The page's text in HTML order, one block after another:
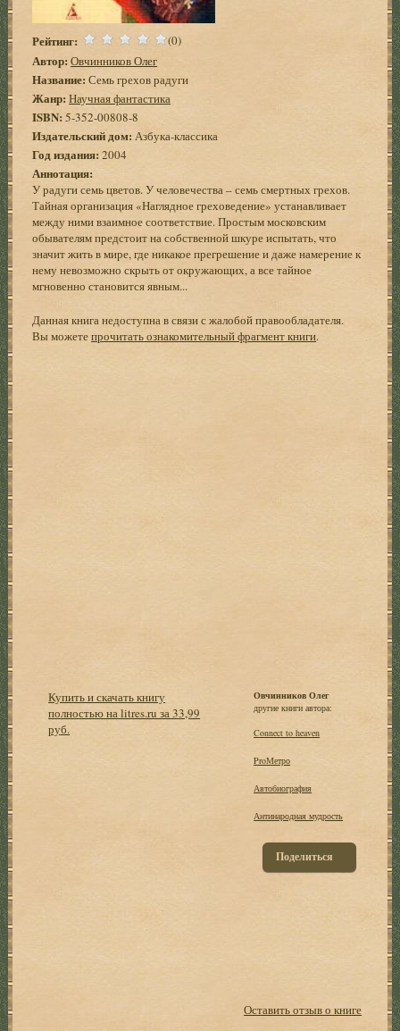
Рейтинг: (0)
Автор:Овчинников Олег
Название: Семь грехов радуги
Жанр: Научная фантастика
ISBN: 5-352-00808-8
Издательский дом: Азбука-классика
Год издания: 2004
Аннотация:
У радуги семь цветов. У человечества – семь смертных грехов.
Тайная организация «Наглядное греховедение» устанавливает
между ними взаимное соответствие. Простым московским
обывателям предстоит на собственной шкуре испытать, что
значит жить в мире, где никакое прегрешение и даже намерение к
нему невозможно скрыть от окружающих, а все тайное
мгновенно становится явным...
Данная книга недоступна в связи с жалобой правообладателя.
Вы можетепрочитать ознакомительный фрагмент книги.
Купить и скачать книгу
полностью на litres.ru за 33,99
руб.
Овчинников Олег
другие книги автора:
Connect to heaven
ProМетро
Автобиография
Антинародная мудрость
Поделиться
Оставить отзыв о книге